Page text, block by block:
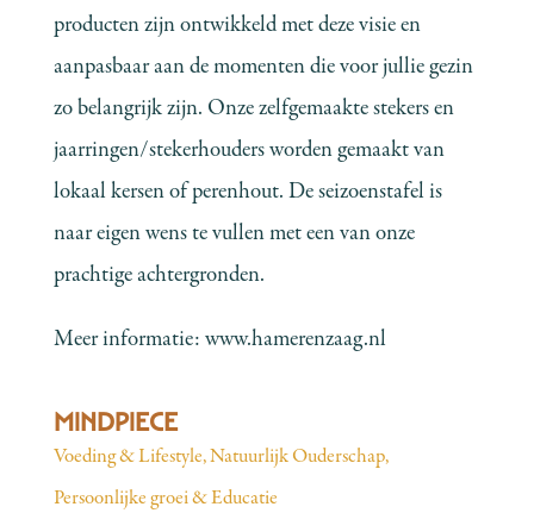
producten zijn ontwikkeld met deze visie en
aanpasbaar aan de momenten die voor jullie gezin
zo belangrijk zijn. Onze zelfgemaakte stekers en
jaarringen/stekerhouders worden gemaakt van
lokaal kersen of perenhout. De seizoenstafel is
naar eigen wens te vullen met een van onze
prachtige achtergronden.
Meer informatie:www.hamerenzaag.nl
MINDPIECE
Voeding & Lifestyle,Natuurlijk Ouderschap,
Persoonlijke groei & Educatie